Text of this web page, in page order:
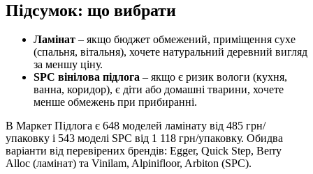
Підсумок: що вибрати
Ламінат – якщо бюджет обмежений, приміщення сухе
(спальня, вітальня), хочете натуральний деревний вигляд
за меншу ціну.
SPC вінілова підлога – якщо є ризик вологи (кухня,
ванна, коридор), є діти або домашні тварини, хочете
менше обмежень при прибиранні.
В Маркет Підлога є 648 моделей ламінату від 485 грн/
упаковку і 543 моделі SPC від 1 118 грн/упаковку. Обидва
варіанти від перевірених брендів: Egger, Quick Step, Berry
Alloc (ламінат) та Vinilam, Alpinifloor, Arbiton (SPC).